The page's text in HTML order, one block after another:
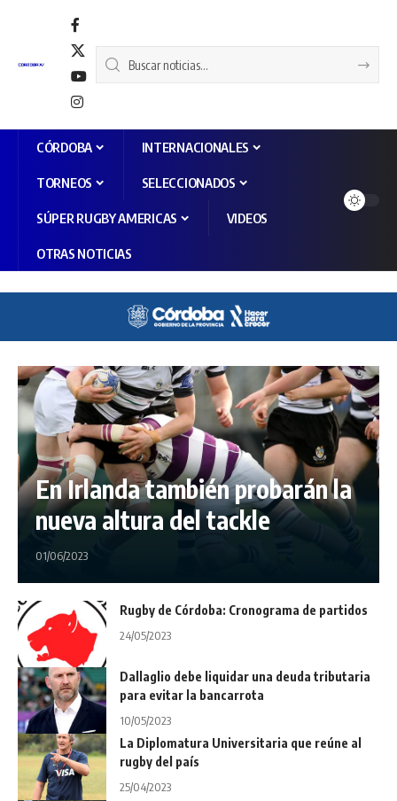
CÓRDOBA INTERNACIONALES
TORNEOS SELECCIONADOS
SÚPER RUGBY AMERICAS VIDEOS
OTRAS NOTICIAS
En Irlanda también probarán la
nueva altura del tackle
01/06/2023
Rugby de Córdoba: Cronograma de partidos
24/05/2023
Dallaglio debe liquidar una deuda tributaria
para evitar la bancarrota
10/05/2023
La Diplomatura Universitaria que reúne al
rugby del país
25/04/2023